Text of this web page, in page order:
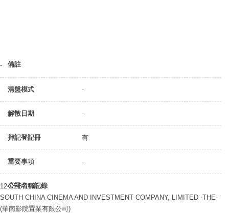
備註
-
清盤模式 -
解散日期 -
押記登記冊 有
重要事項 -
公司名稱記錄
12-FEB-1985
SOUTH CHINA CINEMA AND INVESTMENT COMPANY, LIMITED -THE-
(華南影院置業有限公司)